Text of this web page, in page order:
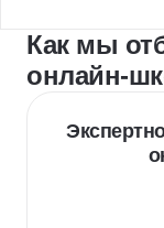
Как мы
онлайн-